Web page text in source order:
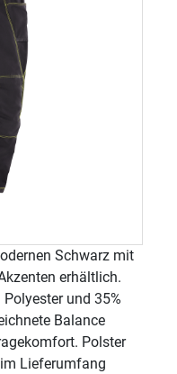
Schwarz mit
erhältlich.
und 35%
Balance
Polster
Lieferumfang